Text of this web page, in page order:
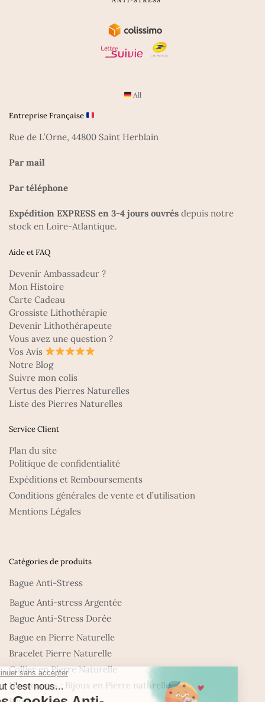
All
Entreprise Française
Rue de L’Orne, 44800 Saint Herblain
Par mail
Par téléphone
Expédition EXPRESS en 3-4 jours ouvrés depuis notre
stock en Loire-Atlantique.
Aide et FAQ
Devenir Ambassadeur ?
Mon Histoire
Carte Cadeau
Grossiste Lithothérapie
Devenir Lithothérapeute
Vous avez une question ?
Vos Avis
Notre Blog
Suivre mon colis
Vertus des Pierres Naturelles
Liste des Pierres Naturelles
Service Client
Plan du site
Politique de confidentialité
Expéditions et Remboursements
Conditions générales de vente et d’utilisation
Mentions Légales
Catégories de produits
Bague Anti-Stress
Bague Anti-stress Argentée
Bague Anti-Stress Dorée
Bague en Pierre Naturelle
Bracelet Pierre Naturelle
Collier en Pierre Naturelle
Nouveautés : Bijoux en Pierre naturelle